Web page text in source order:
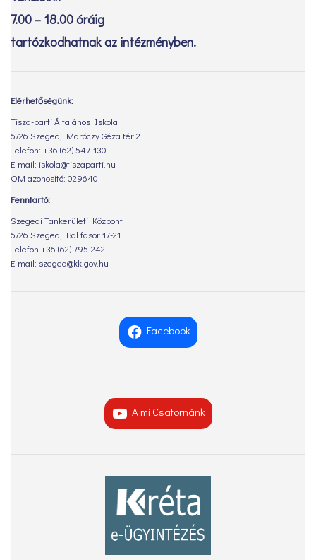
7.00 – 18.00 óráig
tartózkodhatnak az intézményben.
Elérhetőségünk:
Tisza-parti Általános Iskola
6726 Szeged, Maróczy Géza tér 2.
Telefon: +36 (62) 547-130
E-mail: iskola@tiszaparti.hu
OM azonosító: 029640
Fenntartó:
Szegedi Tankerületi Központ
6726 Szeged, Bal fasor 17-21.
Telefon +36 (62) 795-242
E-mail: szeged@kk.gov.hu
Facebook
A mi Csatornánk